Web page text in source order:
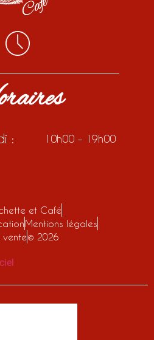
: 10h00 – 19h00
et Café
Mentions légales
vente© 2026